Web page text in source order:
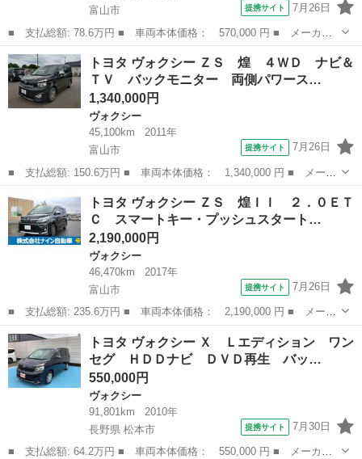
富山市
提携サイト 7月26日
■ 支払総額: 78.6万円 ■ 車両本体価格： 570,000 円 ■ メーカー
名： トヨタ ■ 車種名： ヴォクシー ■ グレード名： ＺＳ
煌 ４ＷＤ スマートキー 純正ＨＤＤナビ ワンセグ ＣＤ ＤＶ
Ｄ バックカメ...
富山 富山市 ヴォクシー
トヨタ ヴォクシー ＺＳ 煌 ４ＷＤ ナビ＆
ＴＶ バックモニター 両側パワース…
1,340,000円
ヴォクシー
45,100km
2011年
富山市
提携サイト 7月26日
■ 支払総額: 150.6万円 ■ 車両本体価格： 1,340,000 円 ■ メーカ
ー名： トヨタ ■ 車種名： ヴォクシー ■ グレード名： ＺＳ
煌 ４ＷＤ ナビ＆ＴＶ バックモニター 両側パワースライドド
ア スマー...
富山市 ヴォクシー
トヨタ ヴォクシー ＺＳ 煌ＩＩ ２．０ＥＴ
Ｃ スマートキー・プッシュスタート…
2,190,000円
ヴォクシー
46,470km
2017年
富山市
提携サイト 7月26日
■ 支払総額: 235.6万円 ■ 車両本体価格： 2,190,000 円 ■ メーカ
ー名： トヨタ ■ 車種名： ヴォクシー ■ グレード名： ＺＳ
煌ＩＩ ２．０ＥＴＣ スマートキー・プッシュスタート バックガ
イドモニ...
富山 富山市 ヴォクシー
トヨタ ヴォクシー Ｘ Ｌエディション ワン
セグ ＨＤＤナビ ＤＶＤ再生 バッ…
550,000円
ヴォクシー
91,801km
2010年
長野県 松本市
提携サイト 7月30日
■ 支払総額: 64.2万円 ■ 車両本体価格： 550,000 円 ■ メーカー